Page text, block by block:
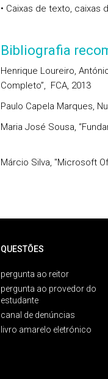
• Caixas de texto, caixas
Bibliografia
Henrique Loureiro,
Completo”, FCA, 2013
Paulo Capela Marques,
Maria José Sousa,
Márcio Silva, "Microsoft
QUESTÕES
pergunta ao reitor
pergunta ao provedor do
estudante
canal de denúncias
livro amarelo eletrónico